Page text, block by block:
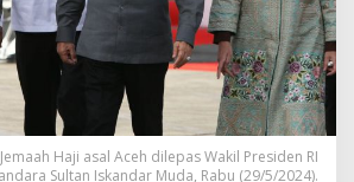
a
s
3
J
e
m
Haji asal Aceh dilepas Wakil Presiden RI
Sultan Iskandar Muda, Rabu (29/5/2024).